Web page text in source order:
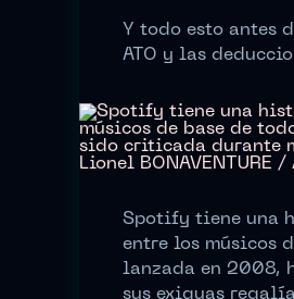
Y todo esto antes
ATO y las
Spotify tiene una
entre los músicos
lanzada en 2008,
sus exiguas